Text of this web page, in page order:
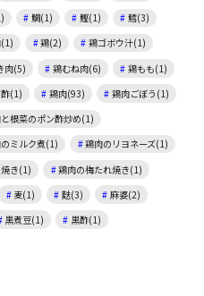
鯛(1) 鰹(1)
鱈(3)
鶏(2)
鶏ゴボウ汁(1)
肉(5) 鶏むね肉(6)
鶏もも(1)
(1) 鶏肉(93)
鶏肉ごぼう(1)
根菜のポン酢炒め(1)
ミルク煮(1)
鶏肉のリヨネーズ(1)
き(1)
鶏肉の梅たれ焼き(1)
麦(1) 麩(3)
麻婆(2)
黒煮豆(1)
黒酢(1)